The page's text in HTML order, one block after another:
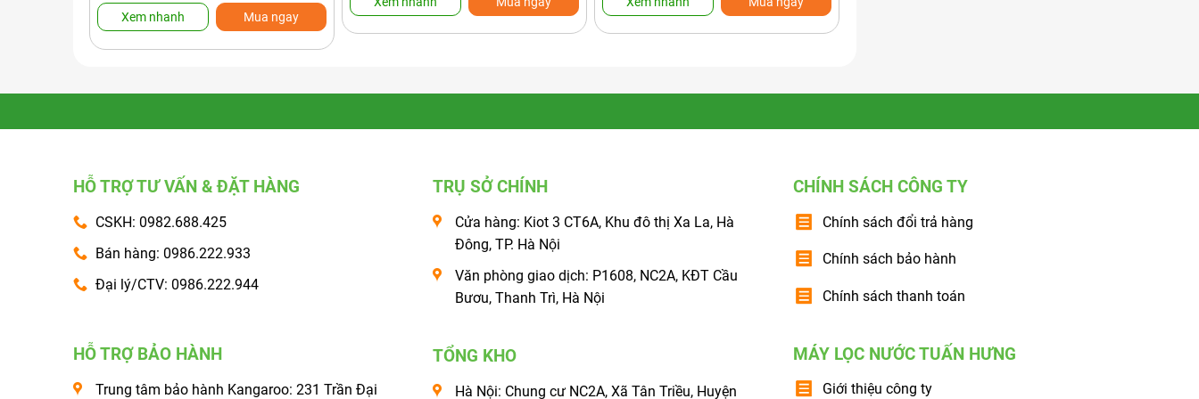
Xem nhanh Mua ngay
HỖ TRỢ TƯ VẤN & ĐẶT HÀNG
CSKH: 0982.688.425
Bán hàng: 0986.222.933
Đại lý/CTV: 0986.222.944
HỖ TRỢ BẢO HÀNH
Trung tâm bảo hành Kangaroo: 231 Trần Đại
TRỤ SỞ CHÍNH
Cửa hàng: Kiot 3 CT6A, Khu đô thị Xa La, Hà
Đông, TP. Hà Nội
Văn phòng giao dịch: P1608, NC2A, KĐT Cầu
Bươu, Thanh Trì, Hà Nội
TỔNG KHO
Hà Nội: Chung cư NC2A, Xã Tân Triều, Huyện
CHÍNH SÁCH CÔNG TY
Chính sách đổi trả hàng
Chính sách bảo hành
Chính sách thanh toán
MÁY LỌC NƯỚC TUẤN HƯNG
Giới thiệu công ty